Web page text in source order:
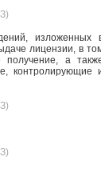
изложенных
лицензии, в
а
контролирующие